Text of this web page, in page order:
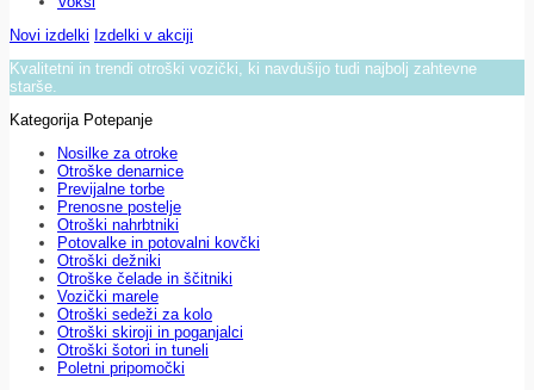
Novi izdelki Izdelki v akciji
Kvalitetni in trendi otroški vozički, ki navdušijo tudi najbolj zahtevne
starše.
Kategorija Potepanje
Nosilke za otroke
Otroške denarnice
Previjalne torbe
Prenosne postelje
Otroški nahrbtniki
Potovalke in potovalni kovčki
Otroški dežniki
Otroške čelade in ščitniki
Vozički marele
Otroški sedeži za kolo
Otroški skiroji in poganjalci
Otroški šotori in tuneli
Poletni pripomočki